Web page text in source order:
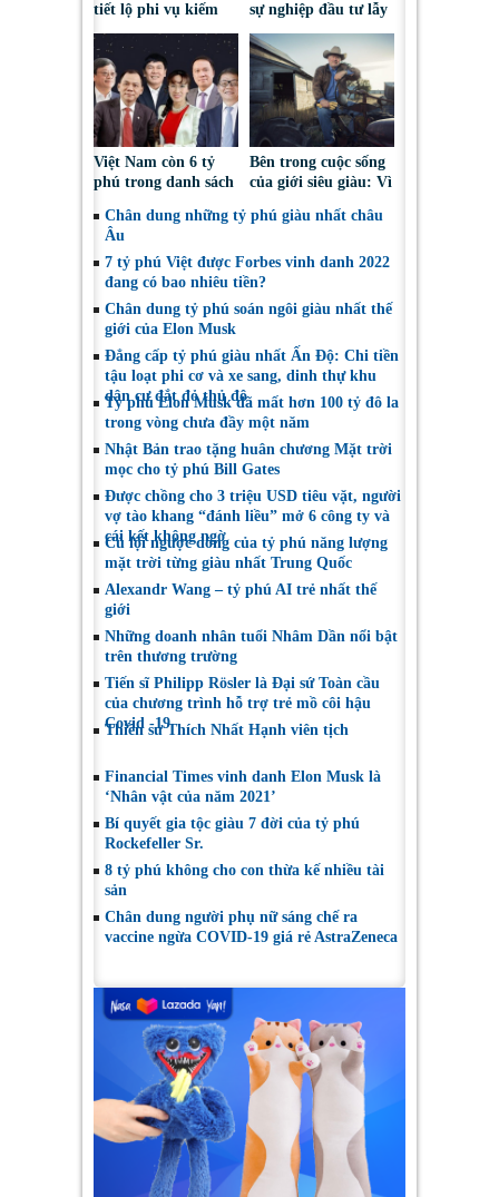
tiết lộ phi vụ kiếm
tiền đầu tiên
sự nghiệp đầu tư lẫy
lừng của tỷ phú
Warren Buffet
Việt Nam còn 6 tỷ
phú trong danh sách
Bên trong cuộc sống
của giới siêu giàu: Vì
làm việc nhà?
Chân dung những tỷ phú giàu nhất châu
Âu
7 tỷ phú Việt được Forbes vinh danh 2022
đang có bao nhiêu tiền?
Chân dung tỷ phú soán ngôi giàu nhất thế
giới của Elon Musk
Đẳng cấp tỷ phú giàu nhất Ấn Độ: Chi tiền
tậu loạt phi cơ và xe sang, dinh thự khu
dân cư đắt đỏ thủ đô
Tỷ phú Elon Musk đã mất hơn 100 tỷ đô la
trong vòng chưa đầy một năm
Nhật Bản trao tặng huân chương Mặt trời
mọc cho tỷ phú Bill Gates
Được chồng cho 3 triệu USD tiêu vặt, người
vợ tào khang “đánh liều” mở 6 công ty và
cái kết không ngờ
Cú lội ngược dòng của tỷ phú năng lượng
mặt trời từng giàu nhất Trung Quốc
Alexandr Wang – tỷ phú AI trẻ nhất thế
giới
Những doanh nhân tuổi Nhâm Dần nổi bật
trên thương trường
Tiến sĩ Philipp Rösler là Đại sứ Toàn cầu
của chương trình hỗ trợ trẻ mồ côi hậu
Covid -19
Thiền sư Thích Nhất Hạnh viên tịch
Financial Times vinh danh Elon Musk là
‘Nhân vật của năm 2021’
Bí quyết gia tộc giàu 7 đời của tỷ phú
Rockefeller Sr.
8 tỷ phú không cho con thừa kế nhiều tài
sản
Chân dung người phụ nữ sáng chế ra
vaccine ngừa COVID-19 giá rẻ AstraZeneca